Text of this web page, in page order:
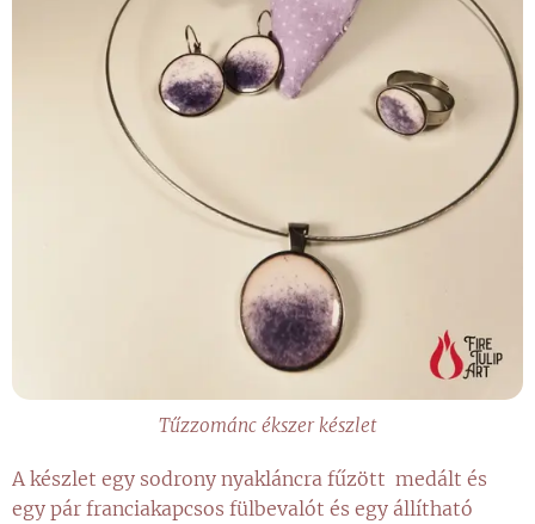
Tűzzománc ékszer készlet
A készlet egy sodrony nyakláncra fűzött medált és
egy pár franciakapcsos fülbevalót és egy állítható